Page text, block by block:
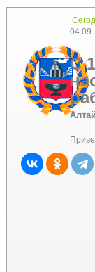
04:09
С